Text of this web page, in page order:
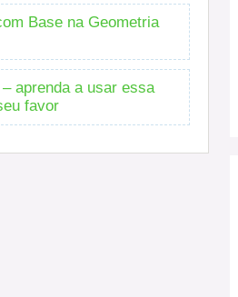
Base na Geometria
aprenda a usar essa
favor